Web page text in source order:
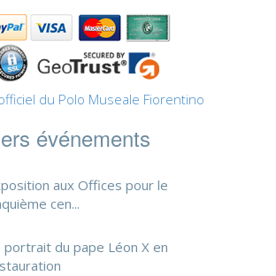
du Polo Museale Fiorentino
événements
aux Offices pour le
cen...
portrait du pape Léon X en